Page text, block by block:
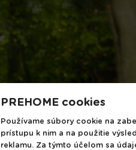
PREHOME cookies
Používame súbory cookie na
prístupu k nim a na použitie
reklamu. Za týmto účelom sa